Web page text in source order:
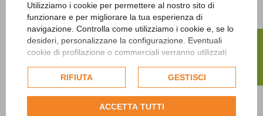
Utilizziamo i cookie per permettere al nostro sito di
funzionare e per migliorare la tua esperienza di
navigazione. Controlla come utilizziamo i cookie e, se lo
desideri, personalizzane la configurazione. Eventuali
cookie di profilazione o commerciali verranno utilizzati
dell'utente e, se consentito, potrebbero essere utilizzati
per personalizzare gli annunci pubblicitari. Per ulteriori
informazioni su come Google utilizza i dati raccolti,
politica sulla privacy di Google
RIFIUTA GESTISCI
ACCETTA TUTTI
fanless Telestar JL-
00-6300-3
Prezzo
924,00 € Iva escl.
TD215
Prezzo
988,35 € Iva escl.